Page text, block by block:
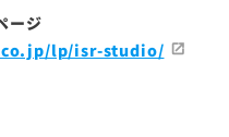
ージ
lp/isr-studio/